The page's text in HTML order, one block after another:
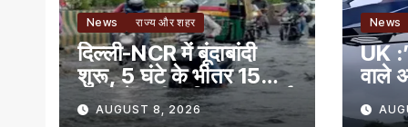
News राज्य और शहर
दिल्ली-NCR में बूंदाबांदी
शुरू, 5 घंटे के भीतर 15
राज्यों में भारी बारिश का अलर्ट
AUGUST 8, 2026
News
UK
वाले